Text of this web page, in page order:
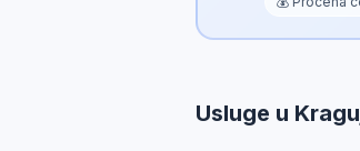
Opisite problem za personalizovani rezultat
Usluge u